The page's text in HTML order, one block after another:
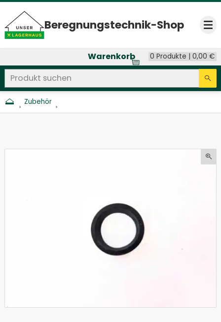
Beregnungs­technik-Shop
Warenkorb 0 Produkte |0,00€
Seitenweite Suche
Produkt suchen
Zubehör